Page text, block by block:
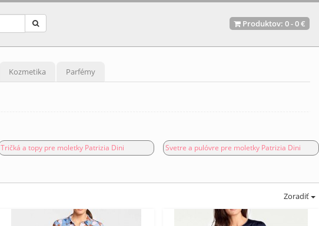
Produktov: 0-0 €
Kozmetika Parfémy
Tričká a topy pre moletky Patrizia Dini Svetre a pulóvre pre moletky Patrizia Dini
Zoradiť